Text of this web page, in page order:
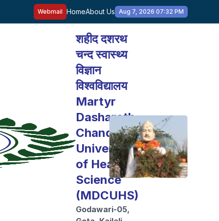
Webmail HomeAbout Us Aug 7, 2026 07:32 PM
शहीद दशरथ
चन्द स्वास्थ्य
विज्ञान
विश्वविद्यालय
Martyr
Dasharath
Chand
University
of Health
Science
(MDCUHS)
Godawari-05,